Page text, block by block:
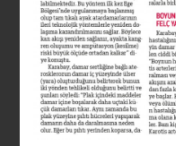
Varis Nedir?
Varis Tipleri Nelerdir?
Varis Nedenleri
Venöz Reflü